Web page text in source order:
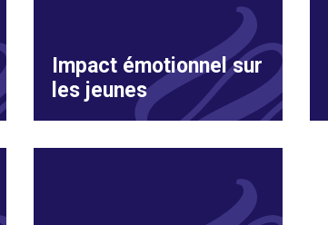
Impact émotionnel sur
les jeunes